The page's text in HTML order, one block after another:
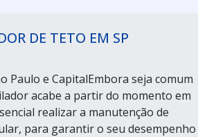
DE TETO EM SP
Paulo e CapitalEmbora seja comum
acabe a partir do momento em
realizar a manutenção de
para garantir o seu desempenho